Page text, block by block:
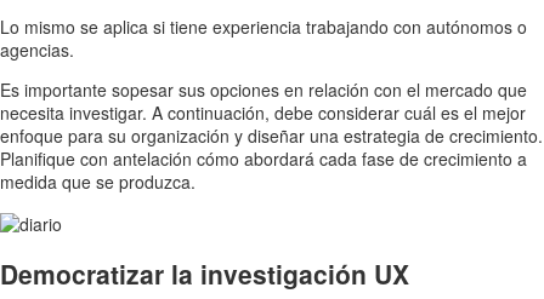
Lo mismo se aplica si tiene experiencia trabajando con autónomos o
agencias.
Es importante sopesar sus opciones en relación con el mercado que
necesita investigar. A continuación, debe considerar cuál es el mejor
enfoque para su organización y diseñar una estrategia de crecimiento.
Planifique con antelación cómo abordará cada fase de crecimiento a
medida que se produzca.
Democratizar la investigación UX